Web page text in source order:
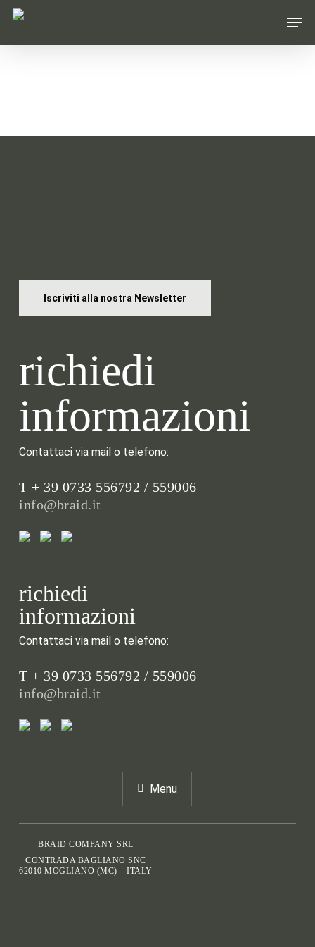
Skip
main
Iscriviti alla nostra Newsletter
richiedi
informazioni
Contattaci via mail o telefono:
T + 39 0733 556792 / 559006
info@braid.it
richiedi
informazioni
Contattaci via mail o telefono:
T + 39 0733 556792 / 559006
info@braid.it
Menu
BRAID COMPANY SRL
CONTRADA BAGLIANO SNC
62010 MOGLIANO (MC) – ITALY